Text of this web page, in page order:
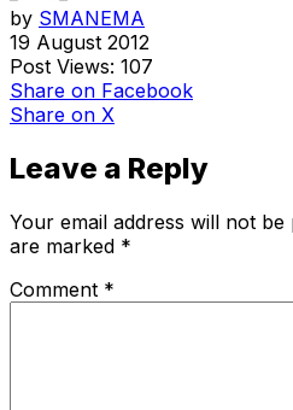
by SMANEMA
19 August 2012
Post Views: 107
Share on Facebook
Share on X
Leave a Reply
Your email address will not be
are marked *
Comment *